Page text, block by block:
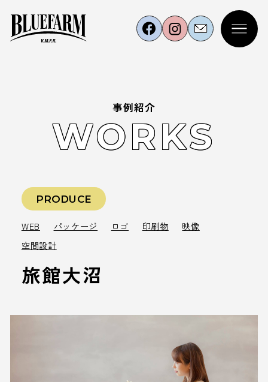
事例紹介
WORKS
PRODUCE
WEB パッケージ ロゴ 印刷物
映像
空間設計
旅館大沼